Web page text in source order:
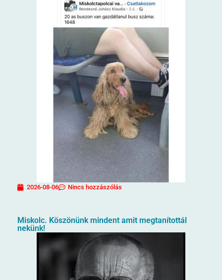
2026-08-06 Nincs hozzászólás
Miskolc. Köszönünk mindent amit megtanítottál
nekünk!